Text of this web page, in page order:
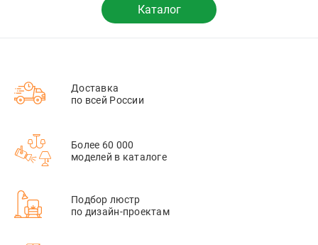
Каталог
Доставка
по всей России
Более 60 000
моделей в каталоге
Подбор люстр
по дизайн-проектам